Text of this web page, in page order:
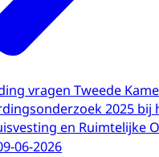
vragen Tweede
2025 bij
en Ruimtelijke
06-2026